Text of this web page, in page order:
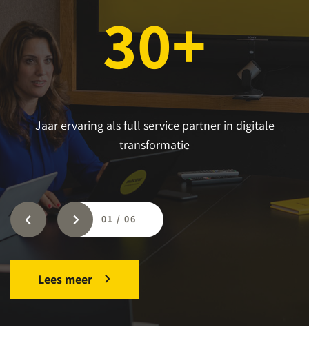
30+
Jaar ervaring als full service partner in digitale
transformatie
01 / 06
Lees meer